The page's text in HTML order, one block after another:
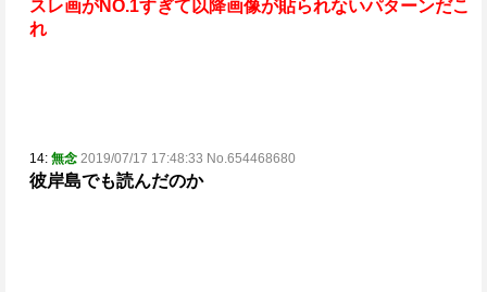
スレ画がNO.1すぎて以降画像が貼られないパターンだこ
れ
14: 無念 2019/07/17 17:48:33 No.654468680
彼岸島でも読んだのか